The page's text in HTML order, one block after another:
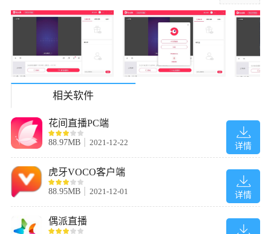
相关软件
详情
花间直播PC端
88.97MB 2021-12-22
详情
虎牙VOCO客户端
88.95MB 2021-12-01
偶派直播